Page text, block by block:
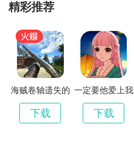
精彩推荐
海贼卷轴遗失的
下载
一定要他爱上我
下载